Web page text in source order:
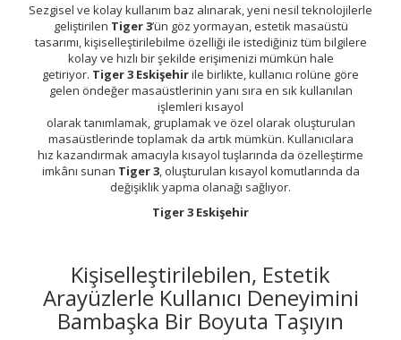
Sezgisel ve kolay kullanım baz alınarak, yeni nesil teknolojilerle
geliştirilen Tiger 3’ün göz yormayan, estetik masaüstü
tasarımı, kişiselleştirilebilme özelliği ile istediğiniz tüm bilgilere
kolay ve hızlı bir şekilde erişimenizi mümkün hale
getiriyor. Tiger 3 Eskişehirile birlikte, kullanıcı rolüne göre
gelen öndeğer masaüstlerinin yanı sıra en sık kullanılan
işlemleri kısayol
olarak tanımlamak, gruplamak ve özel olarak oluşturulan
masaüstlerinde toplamak da artık mümkün. Kullanıcılara
hız kazandırmak amacıyla kısayol tuşlarında da özelleştirme
imkânı sunan Tiger 3, oluşturulan kısayol komutlarında da
değişiklik yapma olanağı sağlıyor.
Tiger 3 Eskişehir
Kişiselleştirilebilen, Estetik
Arayüzlerle Kullanıcı Deneyimini
Bambaşka Bir Boyuta Taşıyın